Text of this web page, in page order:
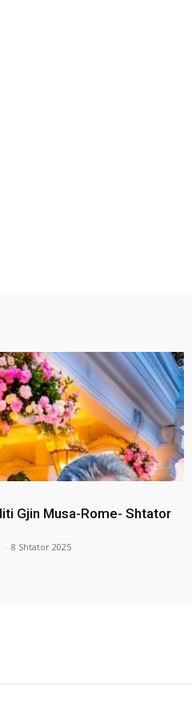
Gjin Musa-Rome- Shtator
- 8 Shtator 2025